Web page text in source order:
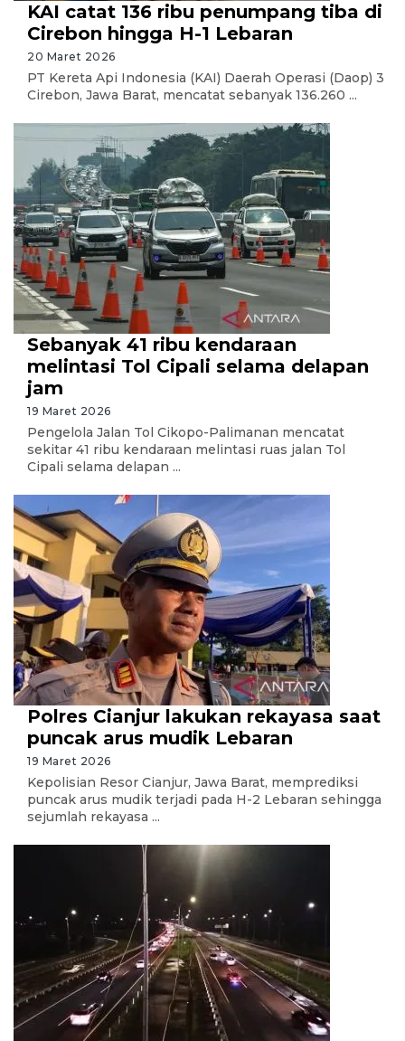
KAI catat 136 ribu penumpang tiba di
Cirebon hingga H-1 Lebaran
20 Maret 2026
PT Kereta Api Indonesia (KAI) Daerah Operasi (Daop) 3
Cirebon, Jawa Barat, mencatat sebanyak 136.260 ...
Sebanyak 41 ribu kendaraan
melintasi Tol Cipali selama delapan
jam
19 Maret 2026
Pengelola Jalan Tol Cikopo-Palimanan mencatat
sekitar 41 ribu kendaraan melintasi ruas jalan Tol
Cipali selama delapan ...
Polres Cianjur lakukan rekayasa saat
puncak arus mudik Lebaran
19 Maret 2026
Kepolisian Resor Cianjur, Jawa Barat, memprediksi
puncak arus mudik terjadi pada H-2 Lebaran sehingga
sejumlah rekayasa ...